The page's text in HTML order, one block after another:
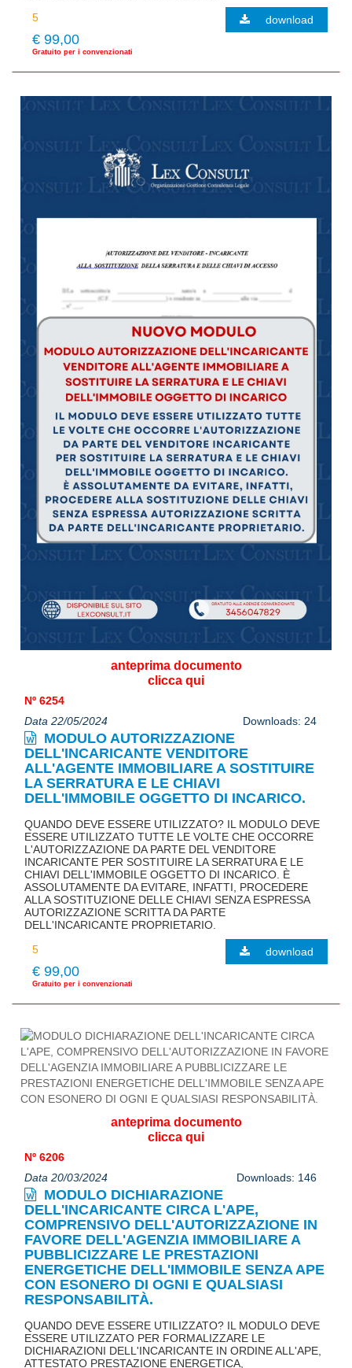
€ 99,00
Gratuito per i convenzionati
download
anteprima documento
clicca qui
Nº 6254
Data 22/05/2024
Downloads: 24
MODULO AUTORIZZAZIONE
DELL'INCARICANTE VENDITORE
ALL'AGENTE IMMOBILIARE A SOSTITUIRE
LA SERRATURA E LE CHIAVI
DELL'IMMOBILE OGGETTO DI INCARICO.
QUANDO DEVE ESSERE UTILIZZATO? IL MODULO DEVE
ESSERE UTILIZZATO TUTTE LE VOLTE CHE OCCORRE
L'AUTORIZZAZIONE DA PARTE DEL VENDITORE
INCARICANTE PER SOSTITUIRE LA SERRATURA E LE
CHIAVI DELL'IMMOBILE OGGETTO DI INCARICO. È
ASSOLUTAMENTE DA EVITARE, INFATTI, PROCEDERE
ALLA SOSTITUZIONE DELLE CHIAVI SENZA ESPRESSA
AUTORIZZAZIONE SCRITTA DA PARTE
DELL'INCARICANTE PROPRIETARIO.
€ 99,00
Gratuito per i convenzionati
download
anteprima documento
clicca qui
Nº 6206
Data 20/03/2024
Downloads: 146
MODULO DICHIARAZIONE
DELL'INCARICANTE CIRCA L'APE,
COMPRENSIVO DELL'AUTORIZZAZIONE IN
FAVORE DELL'AGENZIA IMMOBILIARE A
PUBBLICIZZARE LE PRESTAZIONI
ENERGETICHE DELL'IMMOBILE SENZA APE
CON ESONERO DI OGNI E QUALSIASI
RESPONSABILITÀ.
QUANDO DEVE ESSERE UTILIZZATO? IL MODULO DEVE
ESSERE UTILIZZATO PER FORMALIZZARE LE
DICHIARAZIONI DELL'INCARICANTE IN ORDINE ALL'APE,
ATTESTATO PRESTAZIONE ENERGETICA,